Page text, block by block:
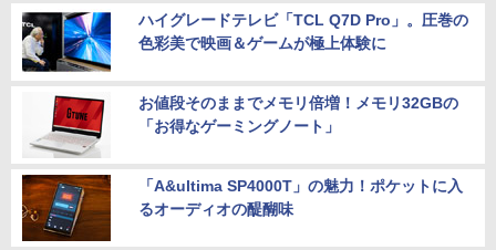
ハイグレードテレビ「TCL Q7D Pro」。圧巻の
色彩美で映画＆ゲームが極上体験に
お値段そのままでメモリ倍増！メモリ32GBの
「お得なゲーミングノート」
「A&ultima SP4000T」の魅力！ポケットに入
るオーディオの醍醐味